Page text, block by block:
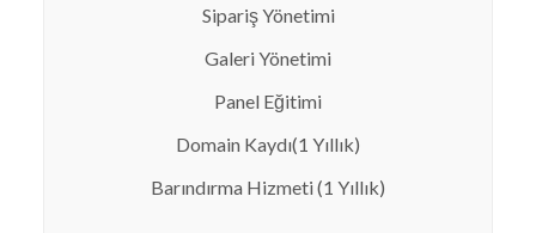
Sipariş Yönetimi
Galeri Yönetimi
Panel Eğitimi
Domain Kaydı(1 Yıllık)
Barındırma Hizmeti (1 Yıllık)